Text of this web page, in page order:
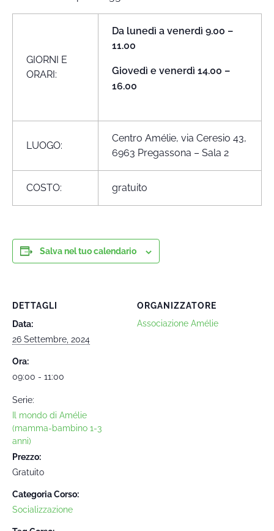
GIORNI E
ORARI:
Da lunedì a venerdì 9.00 –
11.00
Giovedì e venerdì 14.00 –
16.00
LUOGO:
Centro Amélie, via Ceresio 43,
6963 Pregassona – Sala 2
COSTO: gratuito
Salva nel tuo calendario
DETTAGLI
Data:
26 Settembre, 2024
Ora:
09:00 - 11:00
Serie:
Il mondo di Amélie
(mamma-bambino 1-3
anni)
Prezzo:
Gratuito
Categoria Corso:
Socializzazione
ORGANIZZATORE
Associazione Amélie